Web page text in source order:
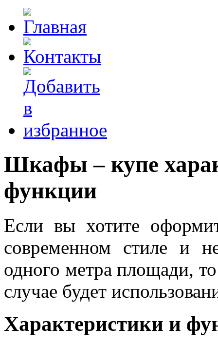
Шкафы – купе
функции
Если вы хотите
современном стиле и
одного метра площади,
случае будет
Характеристики и